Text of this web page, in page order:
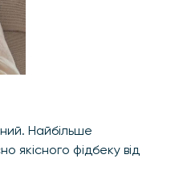
Найбільше
якісного фідбеку від